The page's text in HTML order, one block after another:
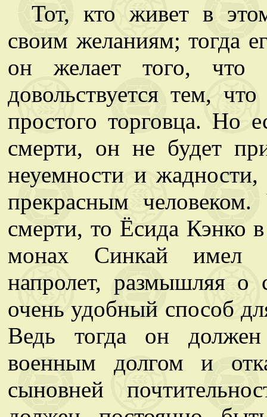
Тот, кто живет в
своим желаниям; тогда
он желает того, что
довольствуется тем,
простого торговца. Но
смерти, он не будет
неуемности и жадности,
прекрасным
смерти, то Ёсида Кэнко
монах Синкай имел
напролет, размышляя о
очень удобный способ
Ведь тогда он
военным долгом и
сыновней